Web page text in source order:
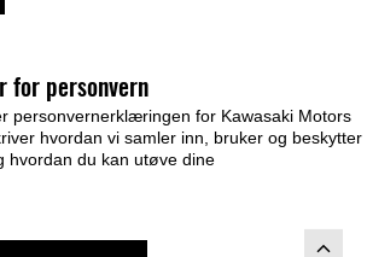
for personvern
personvernerklæringen for Kawasaki Motors
hvordan vi samler inn, bruker og beskytter
hvordan du kan utøve dine